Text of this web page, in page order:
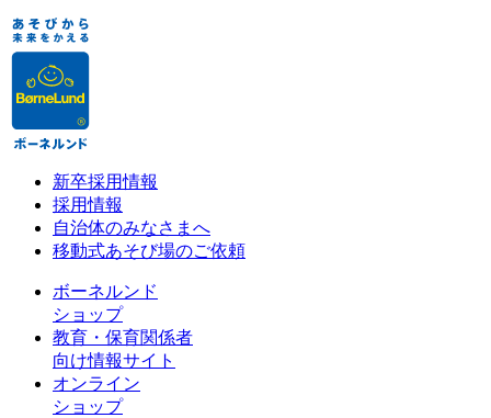
新卒採用情報
採用情報
自治体のみなさまへ
移動式あそび場のご依頼
ボーネルンド
ショップ
教育・保育関係者
向け情報サイト
オンライン
ショップ